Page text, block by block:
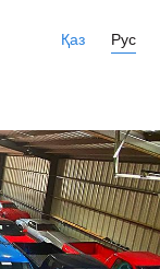
Қаз Рус